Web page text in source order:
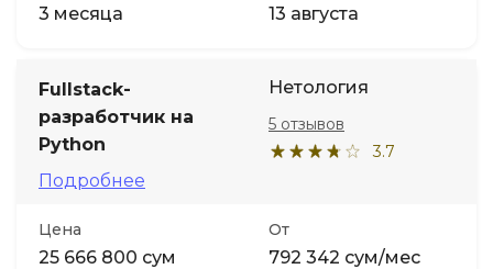
3 месяца 13 августа
Fullstack-
разработчик на
Python
Подробнее
Нетология
3.7
5 отзывов
Цена
25 666 800 сум
От
792 342 сум/мес